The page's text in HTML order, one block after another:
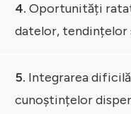
4. Oportunități
datelor, tendințelor
5. Integrarea
cunoștințelor